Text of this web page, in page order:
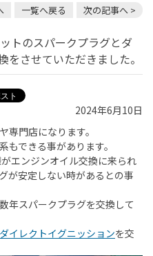
一覧へ戻る 次の記事へ >
トのスパークプラグとダ
させていただきました。
2024年6月10日
専門店になります。
もできる事があります。
エンジンオイル交換に来られ
が安定しない時があるとの事
年スパークプラグを交換して
ダイレクトイグニッションを交